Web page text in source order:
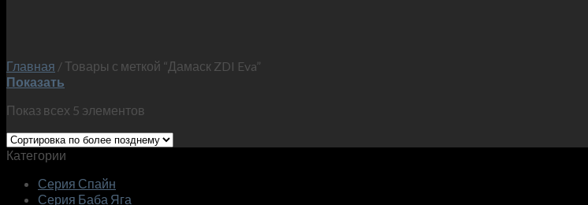
Главная /Товары с меткой “Дамаск ZDI Eva”
Показать
Показ всех 5 элементов
Категории
Серия Спайн
Серия Баба Яга